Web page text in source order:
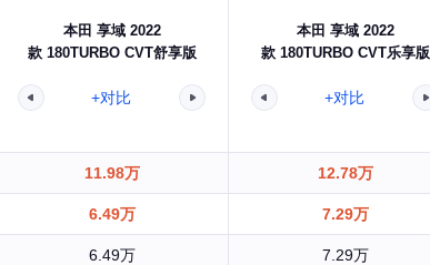
本田 享域 2022
款 180TURBO CVT舒享版
+对比
本田 享域 2022
款 180TURBO CVT乐享版
+对比
11.98万 12.78万
6.49万 7.29万
6.49万 7.29万